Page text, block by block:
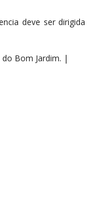
deve ser dirigida
Bom Jardim. |